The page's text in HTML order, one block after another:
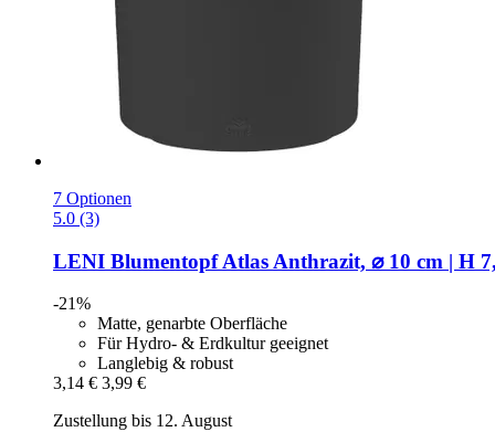
7 Optionen
5.0 (3)
LENI Blumentopf Atlas Anthrazit, ⌀ 10 cm | H
-21%
Matte, genarbte Oberfläche
Für Hydro- & Erdkultur geeignet
Langlebig & robust
3,14 € 3,99 €
Zustellung bis 12. August